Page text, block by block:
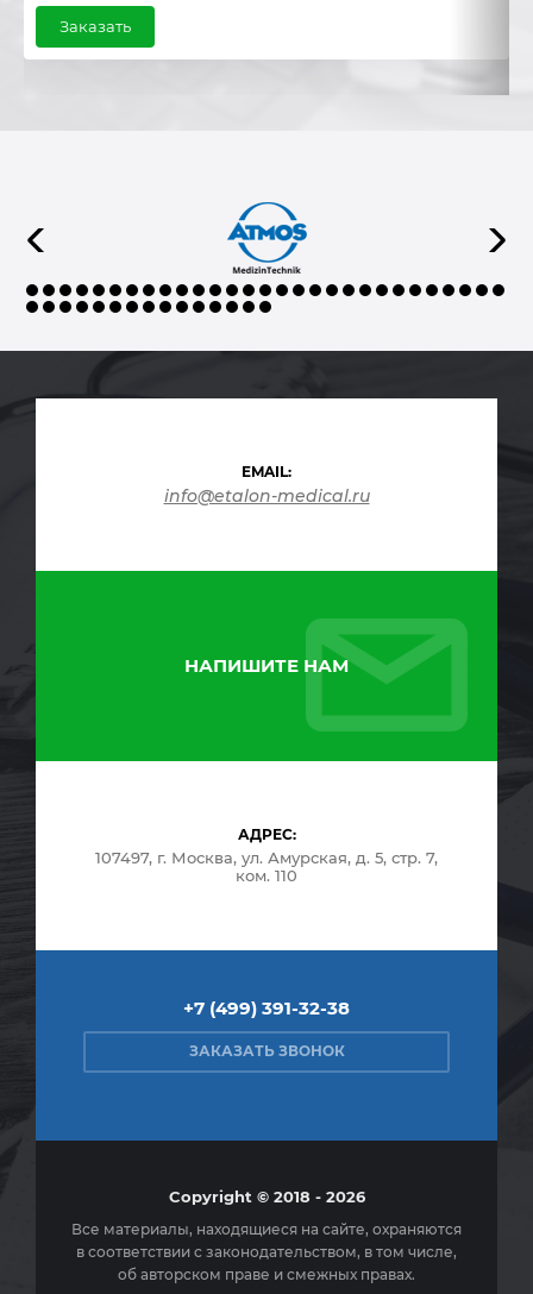
Заказать
EMAIL:
info@etalon-medical.ru
НАПИШИТЕ НАМ
АДРЕС:
107497, г. Москва, ул. Амурская, д. 5, стр. 7,
ком. 110
+7 (499) 391-32-38
ЗАКАЗАТЬ ЗВОНОК
Copyright © 2018 - 2026
Все материалы, находящиеся на сайте, охраняются
в соответствии с законодательством, в том числе,
об авторском праве и смежных правах.